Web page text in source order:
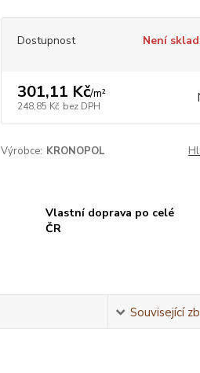
Dostupnost Není
301,11 Kč/m²
248,85 Kč bez DPH
Výrobce: KRONOPOL
Vlastní doprava po celé
ČR
Související